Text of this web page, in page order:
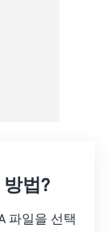
법?
파일을 선택